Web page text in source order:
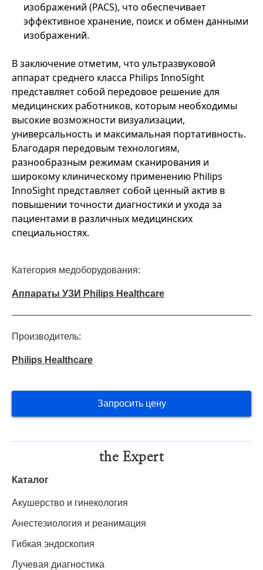
Категория медоборудования:
Аппараты УЗИ Philips Healthcare
Производитель:
Philips Healthcare
Запросить цену
изображений (PACS), что обеспечивает
эффективное хранение, поиск и обмен данными
изображений.
В заключение отметим, что ультразвуковой
аппарат среднего класса Philips InnoSight
представляет собой передовое решение для
медицинских работников, которым необходимы
высокие возможности визуализации,
универсальность и максимальная портативность.
Благодаря передовым технологиям,
разнообразным режимам сканирования и
широкому клиническому применению Philips
InnoSight представляет собой ценный актив в
повышении точности диагностики и ухода за
пациентами в различных медицинских
специальностях.
the Expert
Каталог
Акушерство и гинекология
Анестезиология и реанимация
Гибкая эндоскопия
Лучевая диагностика